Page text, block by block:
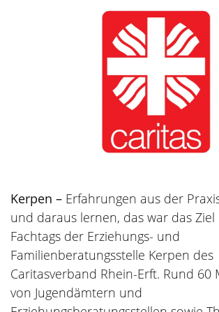
Kerpen – Erfahrungen aus der
und daraus lernen, das war das Ziel
Fachtags der Erziehungs- und
Familienberatungsstelle Kerpen des
Caritasverband Rhein-Erft. Rund 60
von Jugendämtern und